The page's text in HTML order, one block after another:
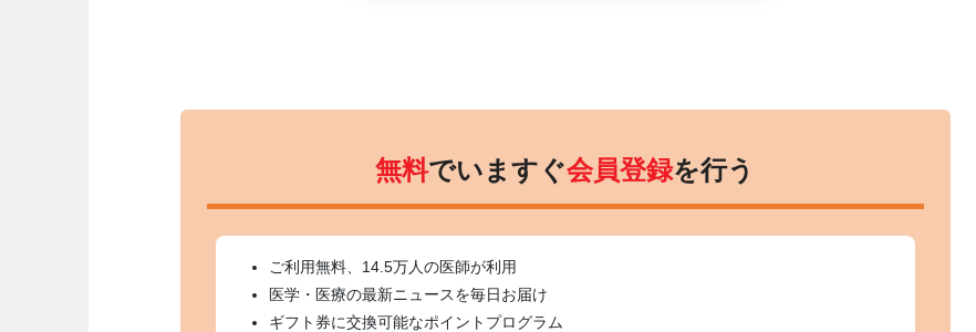
無料でいますぐ会員登録を行う
ご利用無料、14.5万人の医師が利用
医学・医療の最新ニュースを毎日お届け
ギフト券に交換可能なポイントプログラム